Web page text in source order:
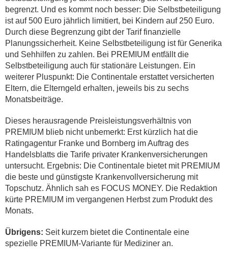
begrenzt. Und es kommt noch besser: Die Selbstbeteiligung
ist auf 500 Euro jährlich limitiert, bei Kindern auf 250 Euro.
Durch diese Begrenzung gibt der Tarif finanzielle
Planungssicherheit. Keine Selbstbeteiligung ist für Generika
und Sehhilfen zu zahlen. Bei PREMIUM entfällt die
Selbstbeteiligung auch für stationäre Leistungen. Ein
weiterer Pluspunkt: Die Continentale erstattet versicherten
Eltern, die Elterngeld erhalten, jeweils bis zu sechs
Monatsbeiträge.
Dieses herausragende Preisleistungsverhältnis von
PREMIUM blieb nicht unbemerkt: Erst kürzlich hat die
Ratingagentur Franke und Bornberg im Auftrag des
Handelsblatts die Tarife privater Krankenversicherungen
untersucht. Ergebnis: Die Continentale bietet mit PREMIUM
die beste und günstigste Krankenvollversicherung mit
Topschutz. Ähnlich sah es FOCUS MONEY. Die Redaktion
kürte PREMIUM im vergangenen Herbst zum Produkt des
Monats.
Übrigens: Seit kurzem bietet die Continentale eine
spezielle PREMIUM-Variante für Mediziner an.